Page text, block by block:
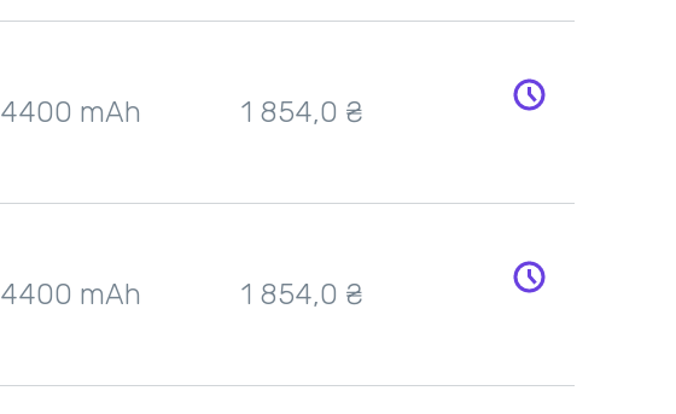
4400 mAh 1 854,0 ₴
4400 mAh 1 854,0 ₴